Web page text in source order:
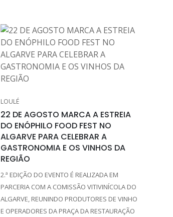
LOULÉ
22 DE AGOSTO MARCA A ESTREIA
DO ENÓPHILO FOOD FEST NO
ALGARVE PARA CELEBRAR A
GASTRONOMIA E OS VINHOS DA
REGIÃO
2.ª EDIÇÃO DO EVENTO É REALIZADA EM
PARCERIA COM A COMISSÃO VITIVINÍCOLA DO
ALGARVE, REUNINDO PRODUTORES DE VINHO
E OPERADORES DA PRAÇA DA RESTAURAÇÃO